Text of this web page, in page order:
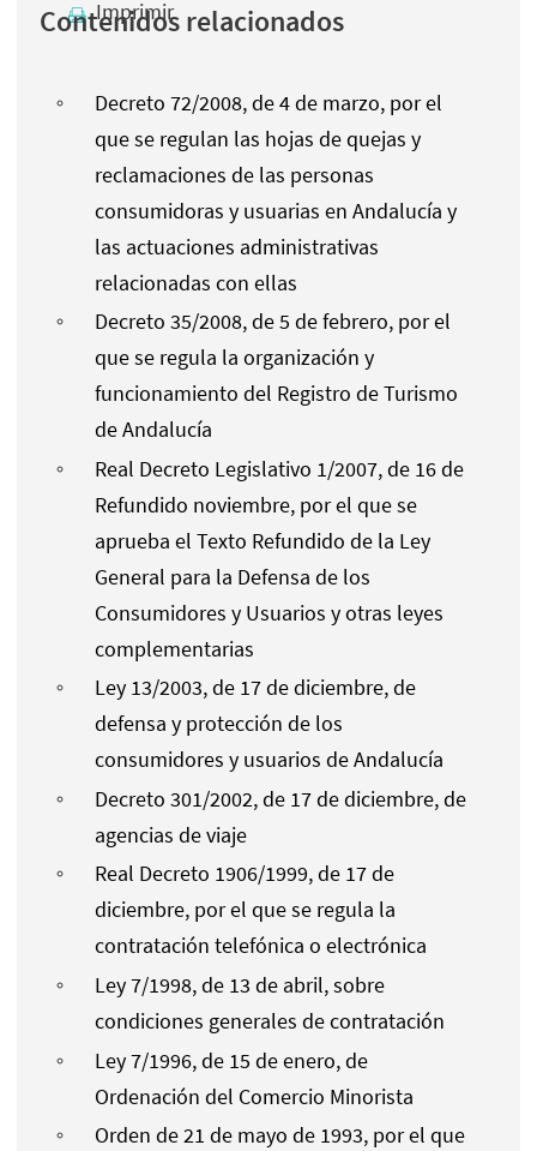
Imprimir
Contenidos relacionados
Decreto 72/2008, de 4 de marzo, por el
que se regulan las hojas de quejas y
reclamaciones de las personas
consumidoras y usuarias en Andalucía y
las actuaciones administrativas
relacionadas con ellas
Decreto 35/2008, de 5 de febrero, por el
que se regula la organización y
funcionamiento del Registro de Turismo
de Andalucía
Real Decreto Legislativo 1/2007, de 16 de
Refundido noviembre, por el que se
aprueba el Texto Refundido de la Ley
General para la Defensa de los
Consumidores y Usuarios y otras leyes
complementarias
Ley 13/2003, de 17 de diciembre, de
defensa y protección de los
consumidores y usuarios de Andalucía
Decreto 301/2002, de 17 de diciembre, de
agencias de viaje
Real Decreto 1906/1999, de 17 de
diciembre, por el que se regula la
contratación telefónica o electrónica
Ley 7/1998, de 13 de abril, sobre
condiciones generales de contratación
Ley 7/1996, de 15 de enero, de
Ordenación del Comercio Minorista
Orden de 21 de mayo de 1993, por el que